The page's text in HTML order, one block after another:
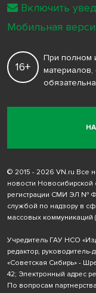
16+
При полном
материалов,
© 2015 - 2026 VN.ru Все
новости Новосибирской
регистрации СМИ ЭЛ №
службой по надзору в
массовых коммуникаций
Учредитель ГАУ НСО
редактор,
«Советская Сибирь» -
42; Электронный адрес
По вопросам
Включить
Мобильная